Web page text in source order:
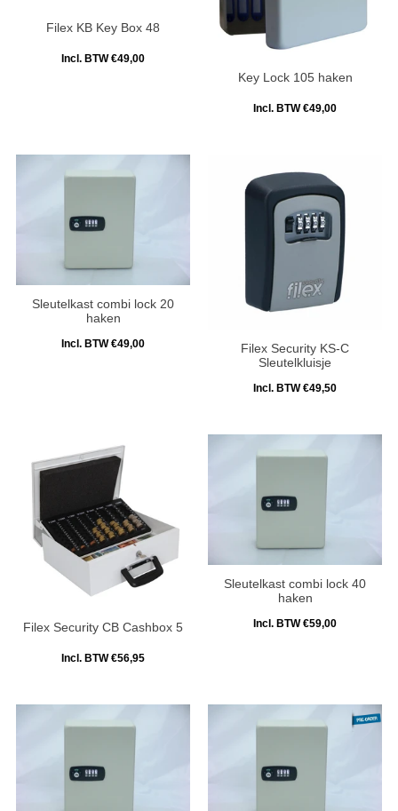
Filex KB Key Box 48
Incl. BTW €49,00
Key Lock 105 haken
Incl. BTW €49,00
Sleutelkast combi lock 20
haken
Incl. BTW €49,00
Filex Security KS-C
Sleutelkluisje
Incl. BTW €49,50
Filex Security CB Cashbox 5
Incl. BTW €56,95
Sleutelkast combi lock 40
haken
Incl. BTW €59,00